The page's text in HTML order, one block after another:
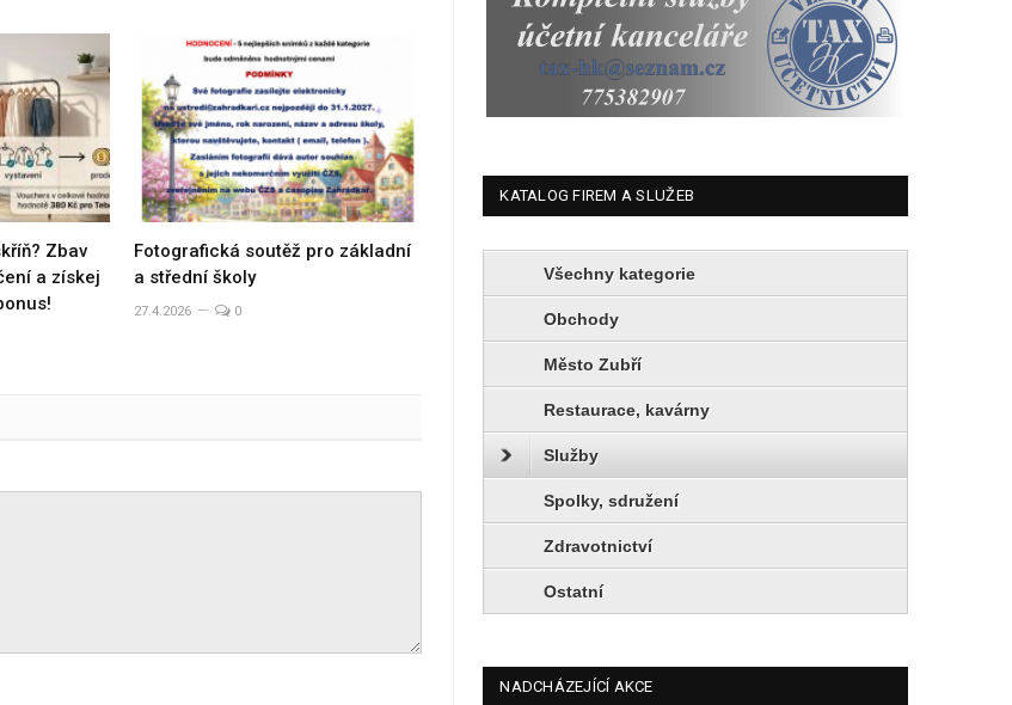
Zbav
a získej
Fotografická soutěž pro základní
a střední školy
27.4.2026 0
KATALOG FIREM A SLUŽEB
Všechny kategorie
Obchody
Město Zubří
Restaurace, kavárny
Služby
Spolky, sdružení
Zdravotnictví
Ostatní
NADCHÁZEJÍCÍ AKCE